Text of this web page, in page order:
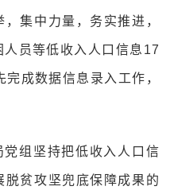
集中力量，务实推进，
员等低收入人口信息17
成数据信息录入工作，
组坚持把低收入人口信
贫攻坚兜底保障成果的